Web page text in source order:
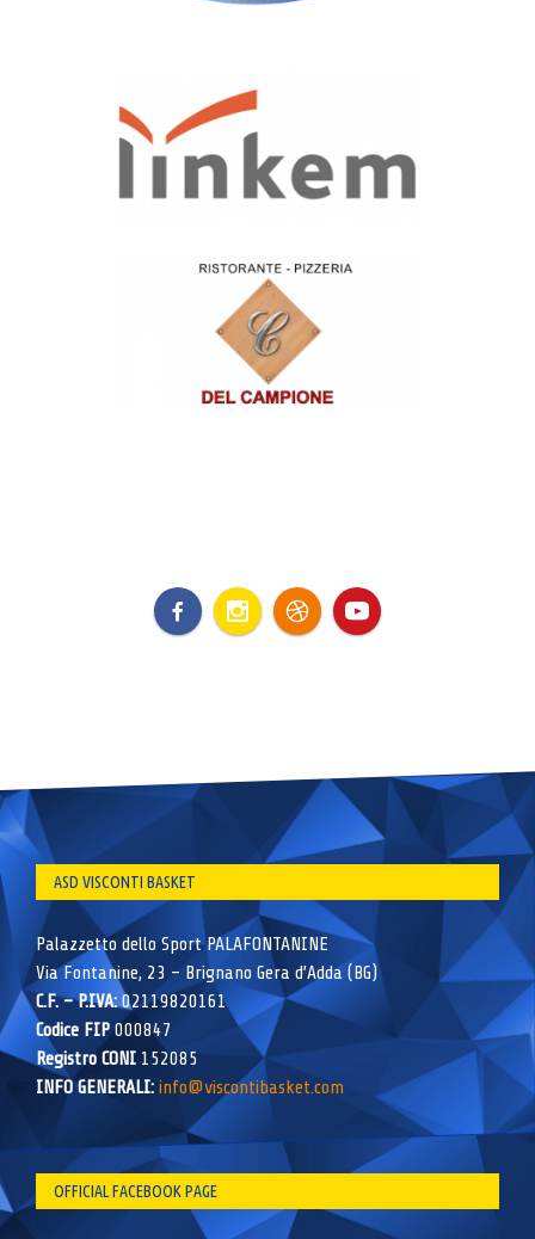
ASD VISCONTI BASKET
Palazzetto dello Sport PALAFONTANINE
Via Fontanine, 23 – Brignano Gera d’Adda (BG)
C.F. – P.IVA:02119820161
Codice FIP000847
Registro CONI 152085
INFO GENERALI: info@viscontibasket.com
OFFICIAL FACEBOOK PAGE